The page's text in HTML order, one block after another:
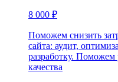
8 000 ₽
Поможем снизить
сайта: аудит,
разработку. Поможем
качества